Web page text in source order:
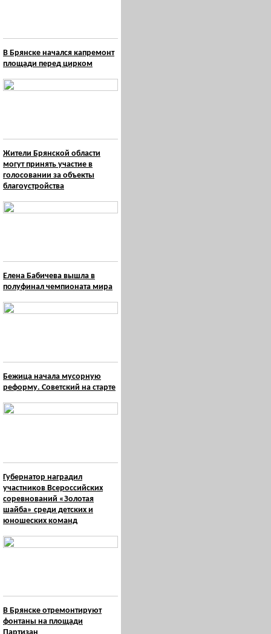
В Брянске начался капремонт
площади перед цирком
Жители Брянской области
могут принять участие в
голосовании за объекты
благоустройства
Елена Бабичева вышла в
полуфинал чемпионата мира
Бежица начала мусорную
реформу. Советский на старте
Губернатор наградил
участников Всероссийских
соревнований «Золотая
шайба» среди детских и
юношеских команд
В Брянске отремонтируют
фонтаны на площади